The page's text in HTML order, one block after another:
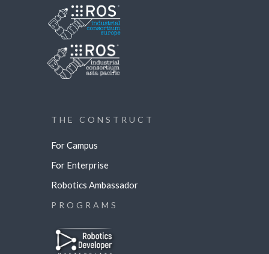
THE CONSTRUCT
For Campus
For Enterprise
Robotics Ambassador
PROGRAMS